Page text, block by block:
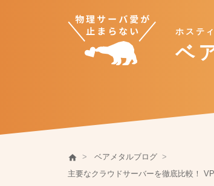
ベア
サーバ
ホステ
ベ
home
ベアメタルブログ
主要なクラウドサーバーを徹底比較！